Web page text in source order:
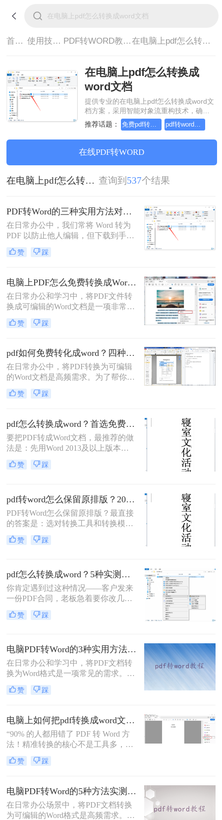
首页> 使用技巧> PDF转WORD教程> 在电脑上pdf怎么转换成word文档
在电脑上pdf怎么转换成
word文档
提供专业的在电脑上pdf怎么转换成word文
档方案，采用智能对象流重构技术，确保
文档1:1高保真还原且排版不乱码。支持一
键批量处理，全链路 SSL 加密保障隐私安
全。助您快速实现在电脑上pdf怎么转换成
word文档，无需安装，高效办公。
推荐话题： 免费pdf转word的三种方法
在线PDF转WORD
在电脑上pdf怎么转换成word文档 查询到 537个结果
PDF转Word的三种实用方法对比：可编辑、保格式、避风险！
在日常办公中，我们常将 Word 转为
PDF 以防止他人编辑，但下载到手的
PDF 往往又需要修改内容，这时就不
得不将 PDF 再转回 Word。然而，很
错乱，要么工具捆绑广告，甚至文件
受损。那么 PDF 如何改成 Word 文
档？本文从 转换质量、操作难度、文
件安全、批量能力 四个维度，对比三
种主流方法，帮助您快速选出最合适
的那一种。
赞 踩
电脑上PDF怎么免费转换成Word？四种方法对比与实操指南（附详细表格）!
在日常办公和学习中，将PDF文件转
换成可编辑的Word文档是一项非常高
频的需求。PDF虽然版式固定、不易
篡改，但编辑修改较为困难，而Word
为了帮你快速选出最适合自己的转换
方式，下表汇总了四种主流免费方法
的核心差异：
赞 踩
pdf如何免费转化成word？四种方法对比与实操指南（附详细表格）
在日常办公中，将PDF转换为可编辑
的Word文档是高频需求。为了帮你快
速选出最适合自己的方案，下表汇总
了四种主流免费方法的核心差异：
赞 踩
pdf怎么转换成word？首选免费工具，复杂文件再上专业软件！
要把PDF转成Word文档，最推荐的做
法是：先用Word 2013及以上版本直
接打开PDF（免费、无损）、再用
Google Drive在线转换（免费、云
底。
赞 踩
pdf转word怎么保留原排版？2026最新实测，这5种方法从免费到专业全搞定！
PDF转Word怎么保留原排版？最直接
的答案是：选对转换工具和转换模式
——可编辑PDF优先用Word直接打开
或专业转换软件的“排版优先”模式，
排版错乱、表格移位、字体变样等问
题的核心原则。
赞 踩
pdf怎么转换成word？5种实测方法，从免费到专业全攻略！
你肯定遇到过这种情况——客户发来
一份PDF合同，老板急着要你改几个
字；老师上传的PDF课件，你想复制
一段做笔记；或者自己扫描的纸质文
者，“pdf怎么转换成word”绝对是高频
刚需。
赞 踩
电脑PDF转Word的3种实用方法对比：转换软件、Word内置功能与在线工具详解！
在日常办公和学习中，将PDF文档转
换为Word格式是一项常见的需求。
Word文档因其易于编辑和修改的特点
而备受青睐。那么电脑上pdf怎么转换
换成Word的实用方法。
赞 踩
电脑上如何把pdf转换成word文档？这3个高效精准的方法，让你办公效能翻倍！
“90% 的人都用错了 PDF 转 Word 方
法！精准转换的核心不是工具多，而
是选对适配场景”职场中，“PDF 转
Word” 是高频刚需 —— 项目报告需提
论文需调整格式，稍有不慎就会出现
排版错乱、文字丢失、表格变形等问
题。
赞 踩
电脑PDF转Word的5种方法实测指南：从在线工具到OCR识别与命令行自动化！
在日常办公场景中，将PDF文档转换
为可编辑的Word格式是高频需求。那